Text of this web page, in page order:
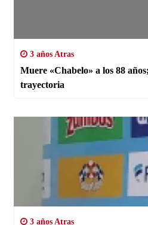
3 años Atras
Muere «Chabelo» a los 88 años; esta fue su vida y
trayectoria
3 años Atras